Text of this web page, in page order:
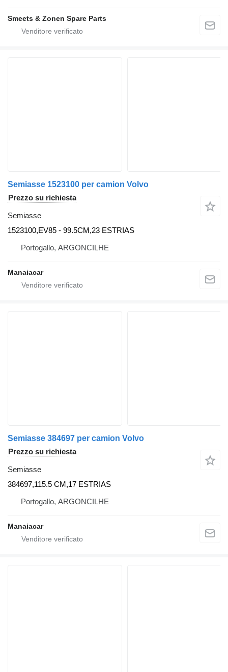
Smeets & Zonen Spare Parts
Semiasse 1523100 per camion Volvo
Prezzo su richiesta
Semiasse
1523100,EV85 - 99.5CM,23 ESTRIAS
Portogallo, ARGONCILHE
Manaiacar
Semiasse 384697 per camion Volvo
Prezzo su richiesta
Semiasse
384697,115.5 CM,17 ESTRIAS
Portogallo, ARGONCILHE
Manaiacar